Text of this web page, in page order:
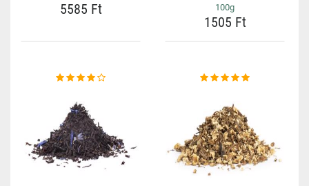
5585 Ft
100g
1505 Ft